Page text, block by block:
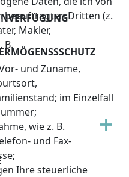
beauftragten Dritten (z.
Makler,
B.
und Zuname,
im Einzelfall
wie z. B.
und Fax-
Ihre steuerliche